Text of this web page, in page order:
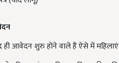
ही आवेदन शुरु होने वाले हैं ऐसे में
महिला एवं बाल विकास निगम की